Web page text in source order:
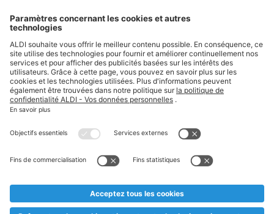
Suivez ALDI Belgique
Textes marqués d'un astérisque et mentions légales
* Nous vendons ces articles temporairement et jusqu'à
au cas où, malgré le planning bien étudié, nous serions
prématurément en rupture de stock. Prix Recupel et TVA incl.
** Sur ce site, l’utilisation de la forme masculine a été adoptée